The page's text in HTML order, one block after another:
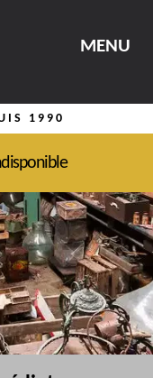
MENU
1990